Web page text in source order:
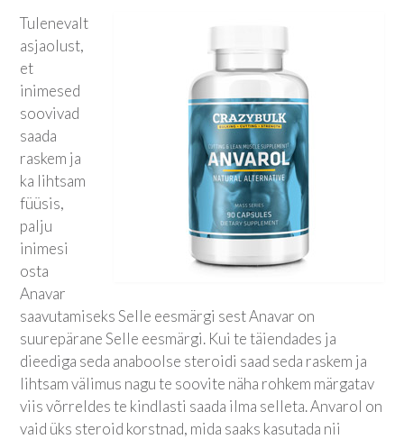
Tulenevalt
asjaolust,
et
inimesed
soovivad
saada
raskem ja
ka lihtsam
füüsis,
palju
inimesi
osta
Anavar
saavutamiseks Selle eesmärgi sest Anavar on
suurepärane Selle eesmärgi. Kui te täiendades ja
dieediga seda anaboolse steroidi saad seda raskem ja
lihtsam välimus nagu te soovite näha rohkem märgatav
viis võrreldes te kindlasti saada ilma selleta. Anvarol on
vaid üks steroid korstnad, mida saaks kasutada nii